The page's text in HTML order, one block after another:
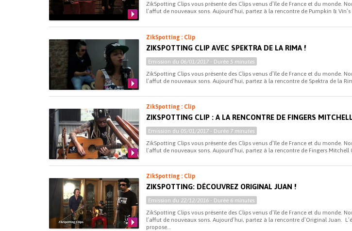
ZikSpotting Clips vous présente des Clips venus d’île de France et du monde.
l’affut de nouveaux sons. Aujourd’hui, partez à la rencontre de Pumpkin & Vin’s
ZikSpotting : Clip
ZIKSPOTTING CLIP AVEC SPEKTRA DE LA RIMA !
Emission du 06/01/2017 - Durée 5 minutes
ZikSpotting Clips vous présente des Clips venus d’île de France et du monde.
l’affut de nouveaux sons. Aujourd’hui, partez à la rencontre de Spektra de la
ZikSpotting : Clip
ZIKSPOTTING CLIP : A LA RENCONTRE DE FINGERS
Emission du 05/01/2017 - Durée 7 minutes
ZikSpotting Clips vous présente des Clips venus d’île de France et du monde.
l’affut de nouveaux sons. Aujourd’hui, partez à la rencontre de Fingers Mitchell
ZikSpotting : Clip
ZIKSPOTTING: DÉCOUVREZ ORIGINAL JUAN !
Emission du 22/12/2016 - Durée 6 minutes
ZikSpotting Clips vous présente des Clips venus d’île de France et du monde.
l’affut de nouveaux sons. Aujourd’hui, partez à la rencontre d’Original Juan.
propose...